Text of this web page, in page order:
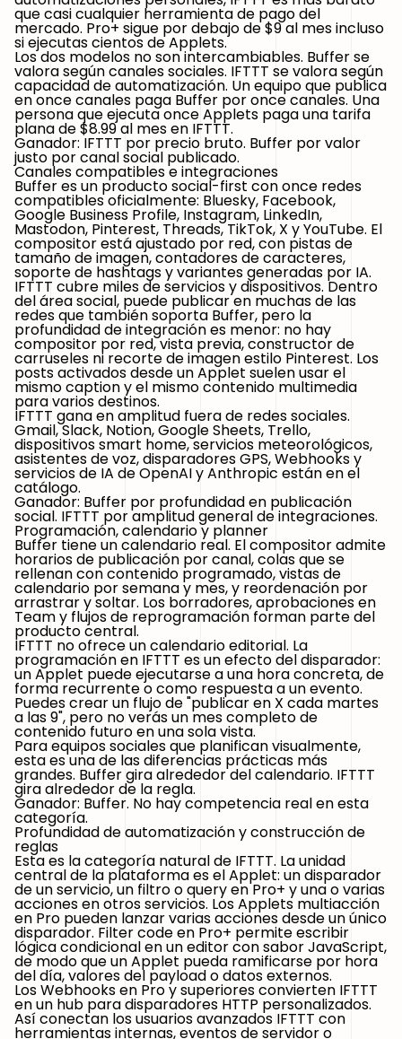
que casi cualquier herramienta de pago del
mercado. Pro+ sigue por debajo de $9 al mes incluso
si ejecutas cientos de Applets.
Los dos modelos no son intercambiables. Buffer se
valora según canales sociales. IFTTT se valora según
capacidad de automatización. Un equipo que publica
en once canales paga Buffer por once canales. Una
persona que ejecuta once Applets paga una tarifa
plana de $8.99 al mes en IFTTT.
Ganador: IFTTT por precio bruto. Buffer por valor
justo por canal social publicado.
Canales compatibles e integraciones
Buffer es un producto social-first con once redes
compatibles oficialmente: Bluesky, Facebook,
Google Business Profile, Instagram, LinkedIn,
Mastodon, Pinterest, Threads, TikTok, X y YouTube. El
compositor está ajustado por red, con pistas de
tamaño de imagen, contadores de caracteres,
soporte de hashtags y variantes generadas por IA.
IFTTT cubre miles de servicios y dispositivos. Dentro
del área social, puede publicar en muchas de las
redes que también soporta Buffer, pero la
profundidad de integración es menor: no hay
compositor por red, vista previa, constructor de
carruseles ni recorte de imagen estilo Pinterest. Los
posts activados desde un Applet suelen usar el
mismo caption y el mismo contenido multimedia
para varios destinos.
IFTTT gana en amplitud fuera de redes sociales.
Gmail, Slack, Notion, Google Sheets, Trello,
dispositivos smart home, servicios meteorológicos,
asistentes de voz, disparadores GPS, Webhooks y
servicios de IA de OpenAI y Anthropic están en el
catálogo.
Ganador: Buffer por profundidad en publicación
social. IFTTT por amplitud general de integraciones.
Programación, calendario y planner
Buffer tiene un calendario real. El compositor admite
horarios de publicación por canal, colas que se
rellenan con contenido programado, vistas de
calendario por semana y mes, y reordenación por
arrastrar y soltar. Los borradores, aprobaciones en
Team y flujos de reprogramación forman parte del
producto central.
IFTTT no ofrece un calendario editorial. La
programación en IFTTT es un efecto del disparador:
un Applet puede ejecutarse a una hora concreta, de
forma recurrente o como respuesta a un evento.
Puedes crear un flujo de "publicar en X cada martes
a las 9", pero no verás un mes completo de
contenido futuro en una sola vista.
Para equipos sociales que planifican visualmente,
esta es una de las diferencias prácticas más
grandes. Buffer gira alrededor del calendario. IFTTT
gira alrededor de la regla.
Ganador: Buffer. No hay competencia real en esta
categoría.
Profundidad de automatización y construcción de
reglas
Esta es la categoría natural de IFTTT. La unidad
central de la plataforma es el Applet: un disparador
de un servicio, un filtro o query en Pro+ y una o varias
acciones en otros servicios. Los Applets multiacción
en Pro pueden lanzar varias acciones desde un único
disparador. Filter code en Pro+ permite escribir
lógica condicional en un editor con sabor JavaScript,
de modo que un Applet pueda ramificarse por hora
del día, valores del payload o datos externos.
Los Webhooks en Pro y superiores convierten IFTTT
en un hub para disparadores HTTP personalizados.
Así conectan los usuarios avanzados IFTTT con
herramientas internas, eventos de servidor o